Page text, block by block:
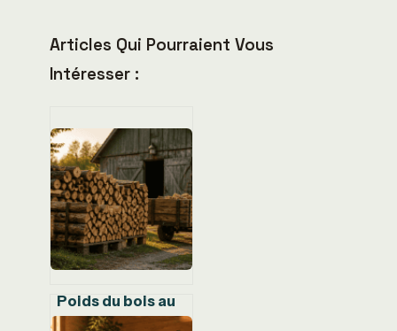
Articles Qui Pourraient Vous
Intéresser :
Poids du bois au
m3 : comment